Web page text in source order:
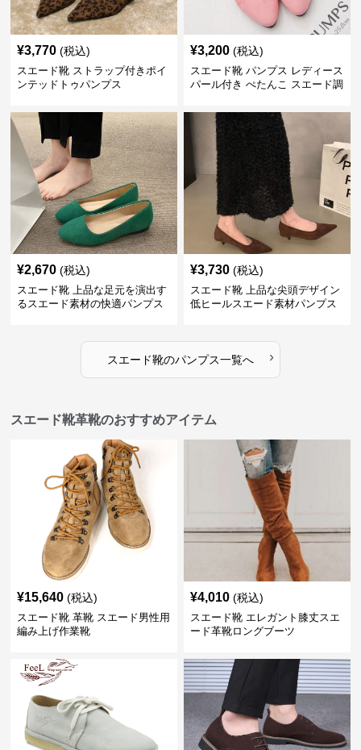
¥3,770 (税込)
スエード靴 ストラップ付きポイ
ンテッドトゥパンプス
¥3,200 (税込)
スエード靴 パンプス レディース
パール付き ぺたんこ スエード調
¥2,670 (税込)
スエード靴 上品な足元を演出す
るスエード素材の快適パンプス
¥3,730 (税込)
スエード靴 上品な尖頭デザイン
低ヒールスエード素材パンプス
スエード靴のパンプス一覧へ ›
スエード靴革靴のおすすめアイテム
¥15,640 (税込)
スエード靴 革靴 スエード男性用
編み上げ作業靴
¥4,010 (税込)
スエード靴 エレガント膝丈スエ
ード革靴ロングブーツ